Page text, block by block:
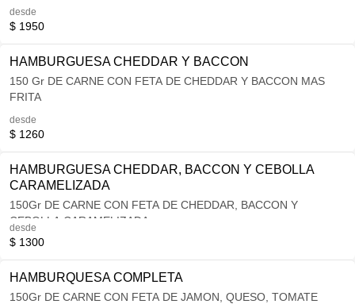
desde
$ 1950
HAMBURGUESA CHEDDAR Y BACCON
150 Gr DE CARNE CON FETA DE CHEDDAR Y BACCON MAS
FRITA
desde
$ 1260
HAMBURGUESA CHEDDAR, BACCON Y CEBOLLA
CARAMELIZADA
150Gr DE CARNE CON FETA DE CHEDDAR, BACCON Y
CEBOLLA CARAMELIZADA
desde
$ 1300
HAMBURQUESA COMPLETA
150Gr DE CARNE CON FETA DE JAMON, QUESO, TOMATE